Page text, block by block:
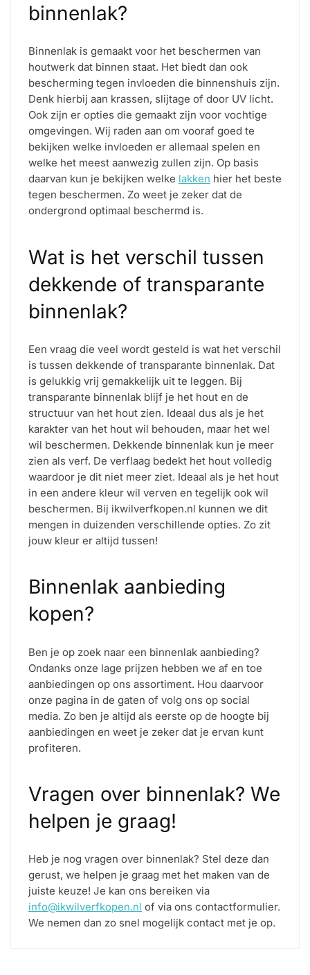
binnenlak?
Binnenlak is gemaakt voor het beschermen van
houtwerk dat binnen staat. Het biedt dan ook
bescherming tegen invloeden die binnenshuis zijn.
Denk hierbij aan krassen, slijtage of door UV licht.
Ook zijn er opties die gemaakt zijn voor vochtige
omgevingen. Wij raden aan om vooraf goed te
bekijken welke invloeden er allemaal spelen en
welke het meest aanwezig zullen zijn. Op basis
daarvan kun je bekijken welke lakken hier het beste
tegen beschermen. Zo weet je zeker dat de
ondergrond optimaal beschermd is.
Wat is het verschil tussen
dekkende of transparante
binnenlak?
Een vraag die veel wordt gesteld is wat het verschil
is tussen dekkende of transparante binnenlak. Dat
is gelukkig vrij gemakkelijk uit te leggen. Bij
transparante binnenlak blijf je het hout en de
structuur van het hout zien. Ideaal dus als je het
karakter van het hout wil behouden, maar het wel
wil beschermen. Dekkende binnenlak kun je meer
zien als verf. De verflaag bedekt het hout volledig
waardoor je dit niet meer ziet. Ideaal als je het hout
in een andere kleur wil verven en tegelijk ook wil
beschermen. Bij ikwilverfkopen.nl kunnen we dit
mengen in duizenden verschillende opties. Zo zit
jouw kleur er altijd tussen!
Binnenlak aanbieding
kopen?
Ben je op zoek naar een binnenlak aanbieding?
Ondanks onze lage prijzen hebben we af en toe
aanbiedingen op ons assortiment. Hou daarvoor
onze pagina in de gaten of volg ons op social
media. Zo ben je altijd als eerste op de hoogte bij
aanbiedingen en weet je zeker dat je ervan kunt
profiteren.
Vragen over binnenlak? We
helpen je graag!
Heb je nog vragen over binnenlak? Stel deze dan
gerust, we helpen je graag met het maken van de
juiste keuze! Je kan ons bereiken via
info@ikwilverfkopen.nl of via ons contactformulier.
We nemen dan zo snel mogelijk contact met je op.